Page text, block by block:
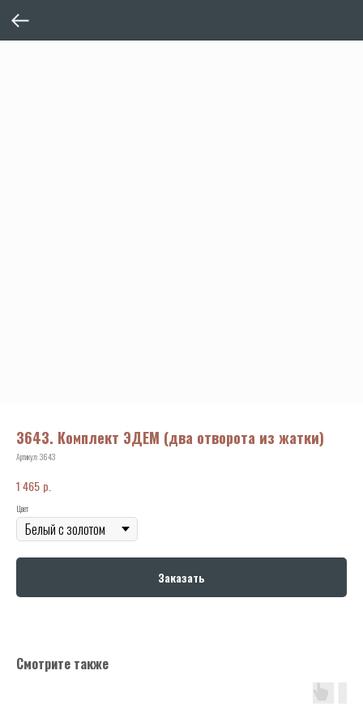
3643. Комплект ЭДЕМ (два отворота из жатки)
Артикул:3643
1 465 р.
Цвет
Заказать
Смотрите также